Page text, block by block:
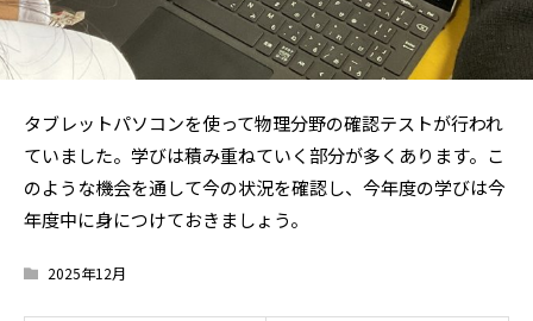
タブレットパソコンを使って物理分野の確認テストが行われ
ていました。学びは積み重ねていく部分が多くあります。こ
のような機会を通して今の状況を確認し、今年度の学びは今
年度中に身につけておきましょう。
2025年12月